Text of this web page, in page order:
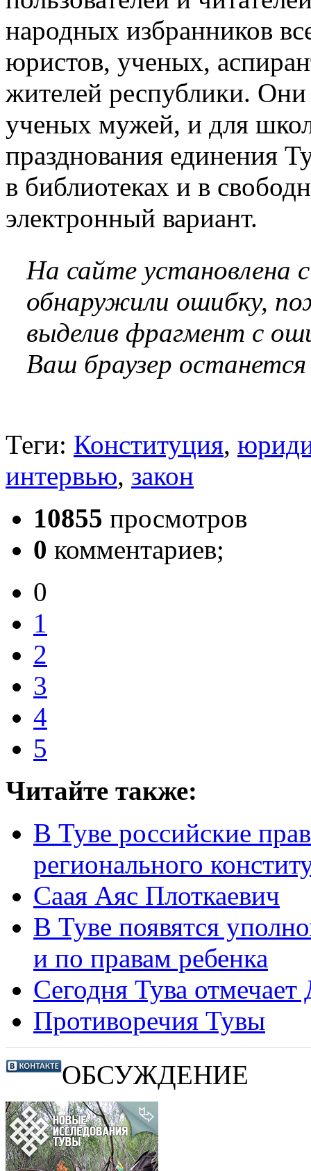
народных избранников
юристов, ученых,
жителей республики.
ученых мужей, и для
празднования единения
в библиотеках и в
электронный вариант.
На сайте установлена
обнаружили ошибку,
выделив фрагмент с
Ваш браузер
Теги: Конституция,
интервью, закон
10855 просмотров
0 комментариев;
0
1
2
3
4
5
Читайте также:
В Туве российские
регионального
Саая Аяс Плоткаевич
В Туве появятся
и по правам ребенка
Сегодня Тува
Противоречия Тувы
ОБСУЖДЕНИЕ